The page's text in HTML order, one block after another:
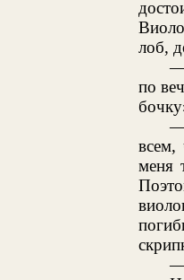
лоб,
—
по
—
всем,
меня
—